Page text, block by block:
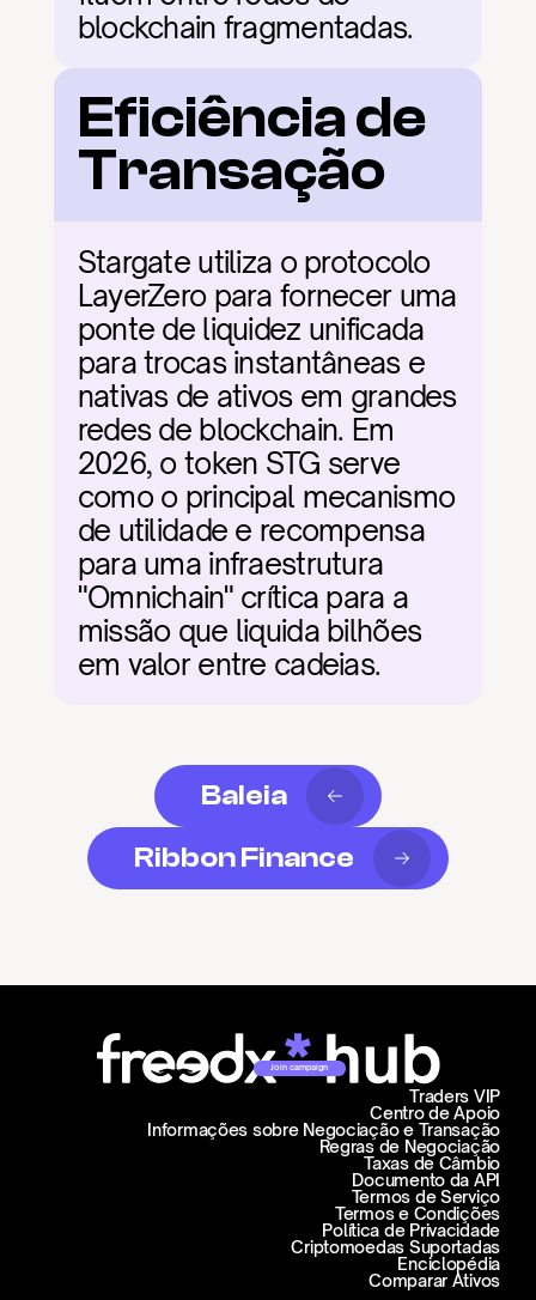
blockchain fragmentadas.
Eficiência de
Transação
Stargate utiliza o protocolo
LayerZero para fornecer uma
ponte de liquidez unificada
para trocas instantâneas e
nativas de ativos em grandes
redes de blockchain. Em
2026, o token STG serve
como o principal mecanismo
de utilidade e recompensa
para uma infraestrutura
"Omnichain" crítica para a
missão que liquida bilhões
em valor entre cadeias.
Baleia
Ribbon Finance
Join campaign
Centro de Apoio
Informações sobre Negociação e Transação
Traders VIP
Regras de Negociação
Taxas de Câmbio
Documento da API
Termos de Serviço
Termos e Condições
Política de Privacidade
Criptomoedas Suportadas
Enciclopédia
Comparar Ativos